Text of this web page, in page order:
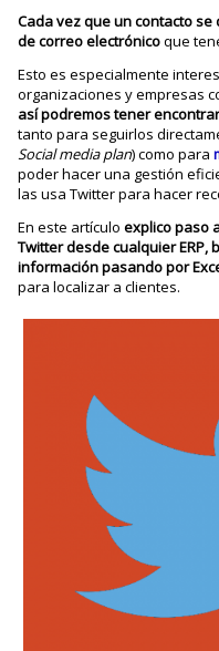
Cada vez que un contacto
de correo electrónicoque
Esto es especialmente
organizaciones y empresas
así podremos tener
tanto para seguirlos
Social media plan) como para
poder hacer una gestión
las usa Twitter para hacer
En este artículoexplico paso
Twitter desde cualquier
información pasando por
para localizar a clientes.